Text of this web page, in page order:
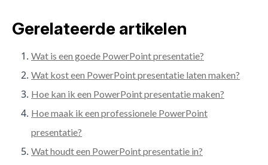
Gerelateerde artikelen
Wat is een goede PowerPoint presentatie?
Wat kost een PowerPoint presentatie laten maken?
Hoe kan ik een PowerPoint presentatie maken?
Hoe maak ik een professionele PowerPoint
presentatie?
Wat houdt een PowerPoint presentatie in?